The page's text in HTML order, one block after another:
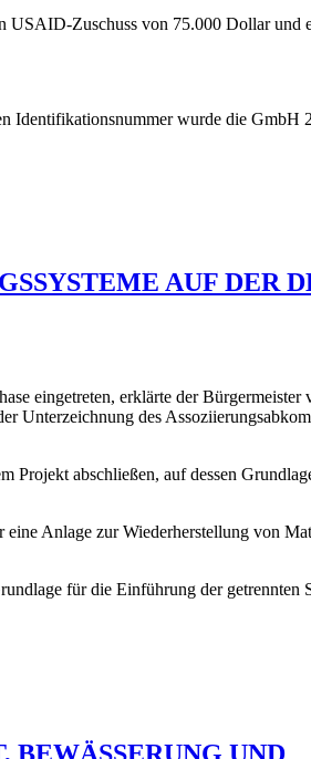
USAID-Zuschuss von 75.000 Dollar und
Identifikationsnummer wurde die GmbH
AUF DER
eingetreten, erklärte der Bürgermeister
Unterzeichnung des
abschließen, auf dessen
Anlage zur Wiederherstellung von
für die Einführung der getrennten